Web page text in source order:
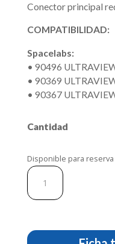
Conector principal
COMPATIBILIDAD:
Spacelabs:
• 90496
• 90369
• 90367
Cantidad
Disponible para reserva
Cable
Ecg
Lead.